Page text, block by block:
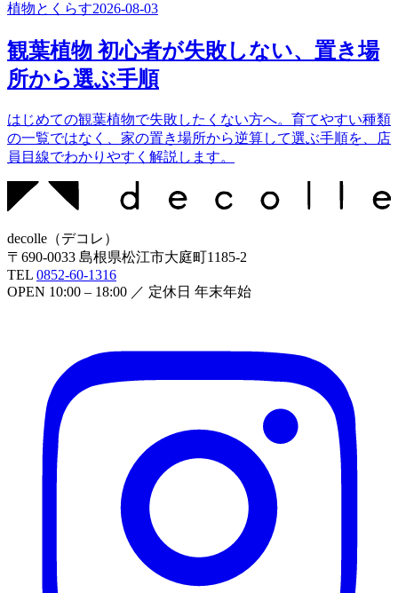
植物とくらす2026-08-03
観葉植物 初心者が失敗しない、置き場
所から選ぶ手順
はじめての観葉植物で失敗したくない方へ。育てやすい種類
の一覧ではなく、家の置き場所から逆算して選ぶ手順を、店
員目線でわかりやすく解説します。
decolle （デコレ ）
〒 690-0033 島根県松江市大庭町1185-2
TEL 0852-60-1316
OPEN 10:00 – 18:00 ／ 定休日 年末年始